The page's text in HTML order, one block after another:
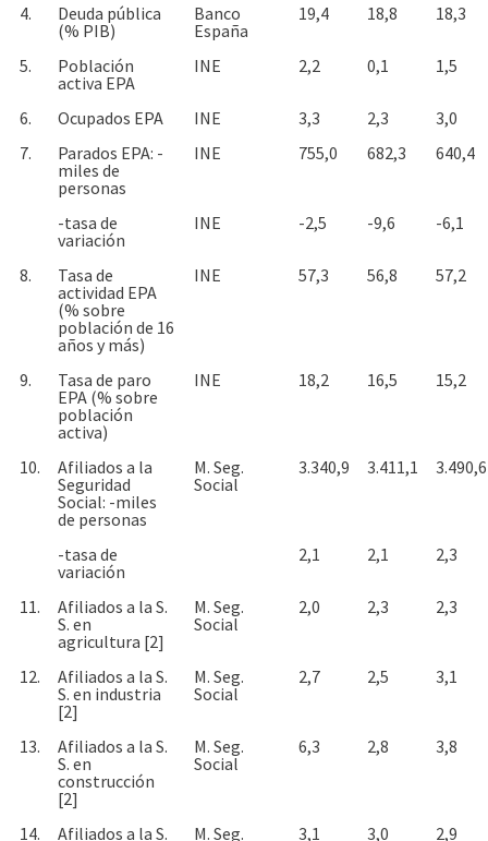
4.
Deuda pública
(% PIB)
Banco
España
19,4 18,8 18,3
5.
Población
activa EPA
INE 2,2 0,1 1,5
6. Ocupados EPA INE 3,3 2,3
3,0
7.
Parados EPA: -
miles de
personas
INE 755,0 682,3 640,4
-tasa de
variación
INE -2,5 -9,6 -6,1
8.
Tasa de
actividad EPA
(% sobre
población de 16
años y más)
INE 57,3 56,8 57,2
9.
Tasa de paro
EPA (% sobre
población
activa)
INE 18,2 16,5 15,2
10.
Afiliados a la
Seguridad
Social: -miles
de personas
M. Seg.
Social
3.340,9 3.411,1 3.490,6
-tasa de
variación
2,1 2,1 2,3
11.
Afiliados a la S.
S. en
agricultura [2]
M. Seg.
Social
2,0 2,3 2,3
12.
Afiliados a la S.
S. en industria
[2]
M. Seg.
Social
2,7 2,5 3,1
13.
Afiliados a la S.
S. en
construcción
[2]
M. Seg.
Social
6,3 2,8 3,8
14.
Afiliados a la S.
M. Seg.
3,1 3,0 2,9